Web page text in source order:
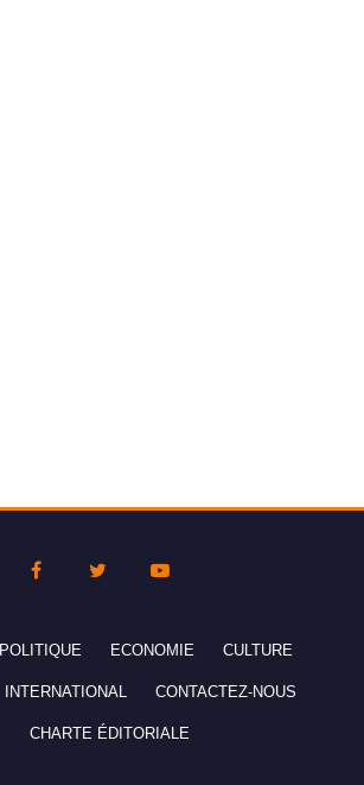
POLITIQUE ECONOMIE CULTURE
INTERNATIONAL CONTACTEZ-NOUS
CHARTE ÉDITORIALE